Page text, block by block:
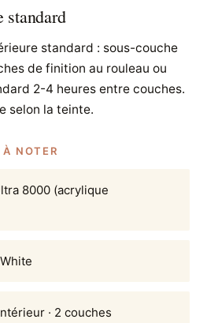
standard : sous-couche
de finition au rouleau ou
2-4 heures entre couches.
selon la teinte.
À NOTER
8000 (acrylique
· 2 couches